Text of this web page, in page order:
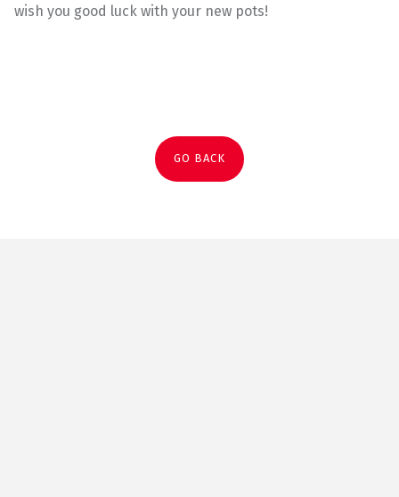
wish you good luck with your new pots!
GO BACK